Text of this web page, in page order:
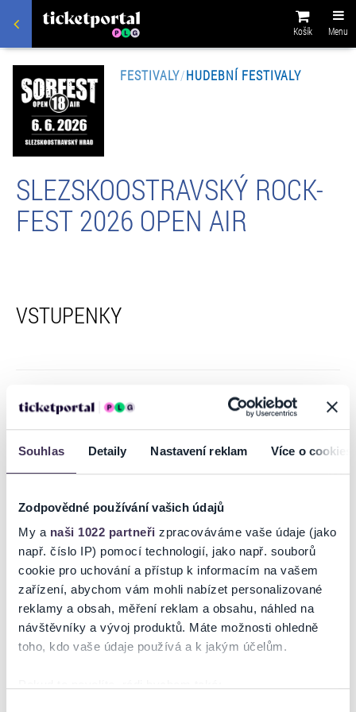
Souhlas Detaily Nastavení reklam Více o cookies
Zodpovědné používání vašich údajů
My a naši 1022 partneři zpracováváme vaše údaje (jako
např. číslo IP) pomocí technologií, jako např. souborů
cookie pro uchování a přístup k informacím na vašem
zařízení, abychom vám mohli nabízet personalizované
reklamy a obsah, měření reklam a obsahu, náhled na
návštěvníky a vývoj produktů. Máte možnosti ohledně
toho, kdo vaše údaje používá a k jakým účelům.
Menu
Košík
FESTIVALY/HUDEBNÍ FESTIVALY
SLEZSKOOSTRAVSKÝ ROCK-
FEST 2026 OPEN AIR
VSTUPENKY
INFORMACE O AKCI
SORFEST Open Air - 18. ročník
SORFEST Open Air se bude konat na třech pódiích - Nádvoří STAGE,
okolí, kde bude také probíhat doprovodný program. Tradiční open
rocku, metalu i punku - špičky domácí hudební scény, tak i mladé
talentované formace a speciální hosté ze zahraničí.
Součástí festivalu jsou doprovodné akce i atrakce pro děti a mládež
- dětská zóna. V průběhu akce budou zajištěny prodeje občerstvení,
workshopy a jiné aktivity…
Zatím zveřejněné kapely:
Číst více